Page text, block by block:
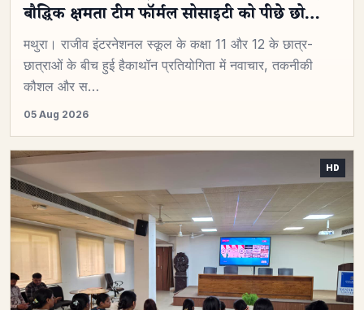
बौद्धिक क्षमता टीम फॉर्मल सोसाइटी को पीछे छो…
मथुरा। राजीव इंटरनेशनल स्कूल के कक्षा 11 और 12 के छात्र-
छात्राओं के बीच हुई हैकाथॉन प्रतियोगिता में नवाचार, तकनीकी
कौशल और स…
05 Aug 2026